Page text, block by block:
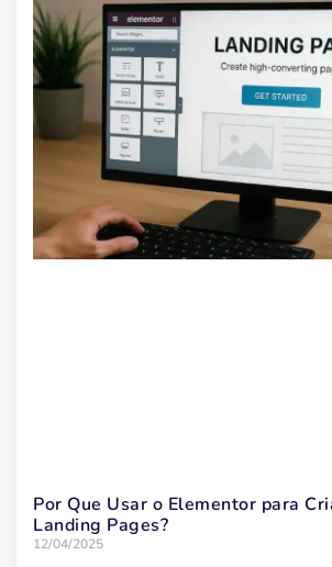
Por Que Usar o Elementor para
Landing Pages?
12/04/2025